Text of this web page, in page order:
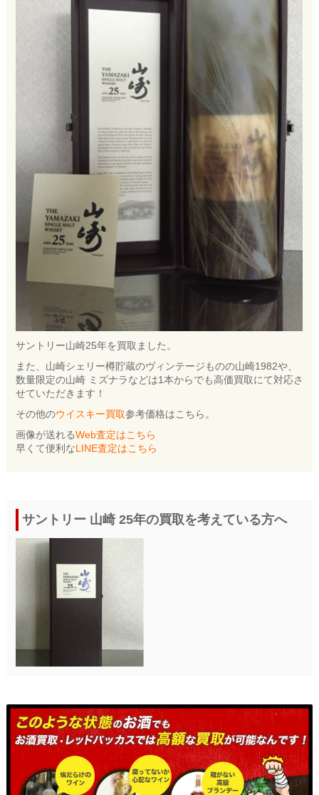
サントリー山崎25年を買取ました。
また、山崎シェリー樽貯蔵のヴィンテージものの山崎1982や、
数量限定の山崎 ミズナラなどは1本からでも高価買取にて対応さ
せていただきます！
その他のウイスキー買取参考価格はこちら。
画像が送れるWeb査定はこちら
早くて便利なLINE査定はこちら
サントリー 山崎 25年の買取を考えている方へ